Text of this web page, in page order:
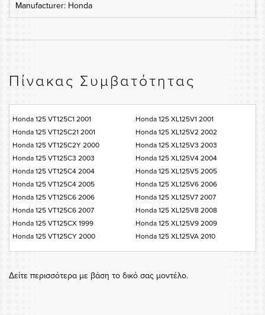
Manufacturer: Honda
Πίνακας Συμβατότητας
Honda 125 VT125C1 2001
Honda 125 VT125C21 2001
Honda 125 VT125C2Y 2000
Honda 125 VT125C3 2003
Honda 125 VT125C4 2004
Honda 125 VT125C4 2005
Honda 125 VT125C6 2006
Honda 125 VT125C6 2007
Honda 125 VT125CX 1999
Honda 125 VT125CY 2000
Honda 125 XL125V1 2001
Honda 125 XL125V2 2002
Honda 125 XL125V3 2003
Honda 125 XL125V4 2004
Honda 125 XL125V5 2005
Honda 125 XL125V6 2006
Honda 125 XL125V7 2007
Honda 125 XL125V8 2008
Honda 125 XL125V9 2009
Honda 125 XL125VA 2010
Δείτε περισσότερα με βάση το δικό σας μοντέλο.